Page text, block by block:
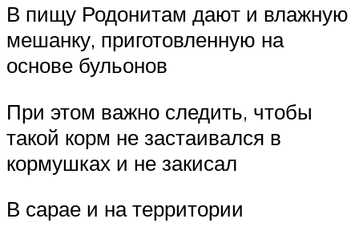
В пищу Родонитам дают и влажную
мешанку, приготовленную на
основе бульонов
При этом важно следить, чтобы
такой корм не застаивался в
кормушках и не закисал
В сарае и на территории